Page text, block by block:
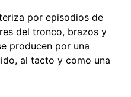
por episodios de
del tronco, brazos y
producen por una
al tacto y como una